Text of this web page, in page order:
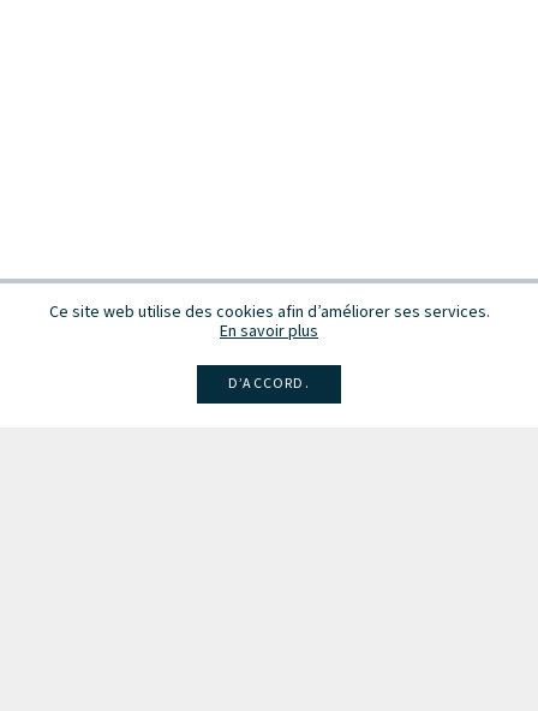
Ce site web utilise des cookies afin d’améliorer ses services.
En savoir plus
D’ACCORD.